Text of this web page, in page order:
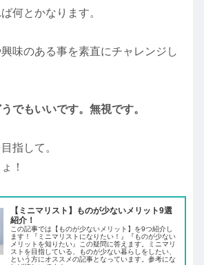
何とかなります。
味のある事を素直にチャレンジし
でもいいです。無視です。
指して。
！
【ミニマリスト】ものが少ないメリット9選
紹介！
この記事では【ものが少ないメリット】を9つ紹介し
ます！『ミニマリストになりたい！』『ものが少ない
メリットを知りたい』この疑問に答えます。ミニマリ
ストを目指している、ものが少ない暮らしをしたい、
という方にオススメの記事となっています。参考にな